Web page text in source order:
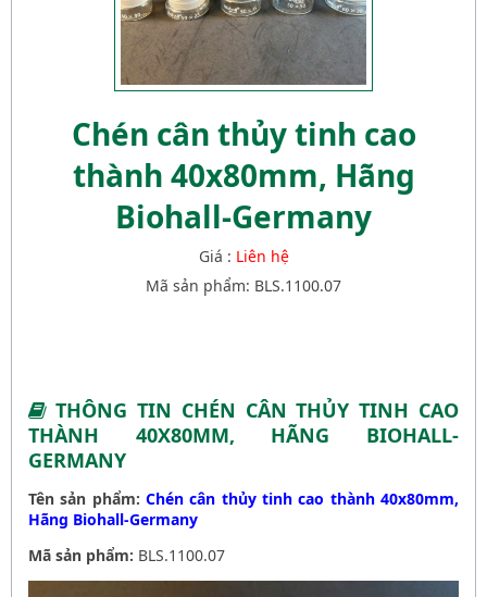
Chén cân thủy tinh cao
thành 40x80mm, Hãng
Biohall-Germany
Giá : Liên hệ
Mã sản phẩm: BLS.1100.07
THÔNG TIN CHÉN CÂN THỦY TINH CAO
THÀNH 40X80MM, HÃNG BIOHALL-
GERMANY
Tên sản phẩm: Chén cân thủy tinh cao thành 40x80mm,
Hãng Biohall-Germany
Mã sản phẩm: BLS.1100.07